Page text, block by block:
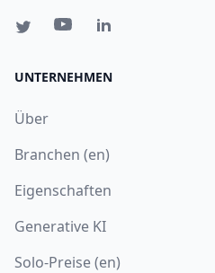
UNTERNEHMEN
Über
Branchen (en)
Eigenschaften
Generative KI
Solo-Preise (en)